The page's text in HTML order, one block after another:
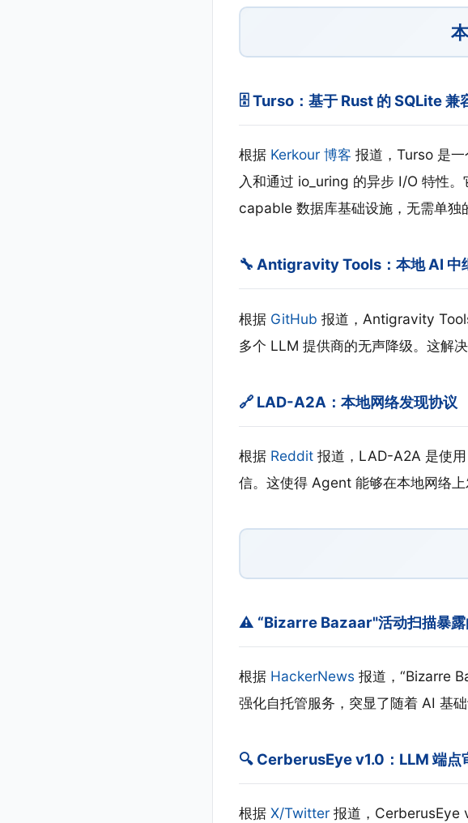
🗄️ Turso：基于 Rust 的 SQLite 兼
根据 Kerkour 博客 报道，Turso 是
入和通过 io_uring 的异步 I/O 特性
capable 数据库基础设施，无需单独
🔧 Antigravity Tools：本地 AI 中
根据 GitHub 报道，Antigravity
多个 LLM 提供商的无声降级。这解
🔗 LAD-A2A：本地网络发现协议
根据 Reddit 报道，LAD-A2A 是使
信。这使得 Agent 能够在本地网络上
⚠️ “Bizarre Bazaar"活动扫描暴露
根据 HackerNews 报道，“Bizarre
强化自托管服务，突显了随着 AI 基
🔍 CerberusEye v1.0：LLM 端点
根据 X/Twitter 报道，CerberusEye